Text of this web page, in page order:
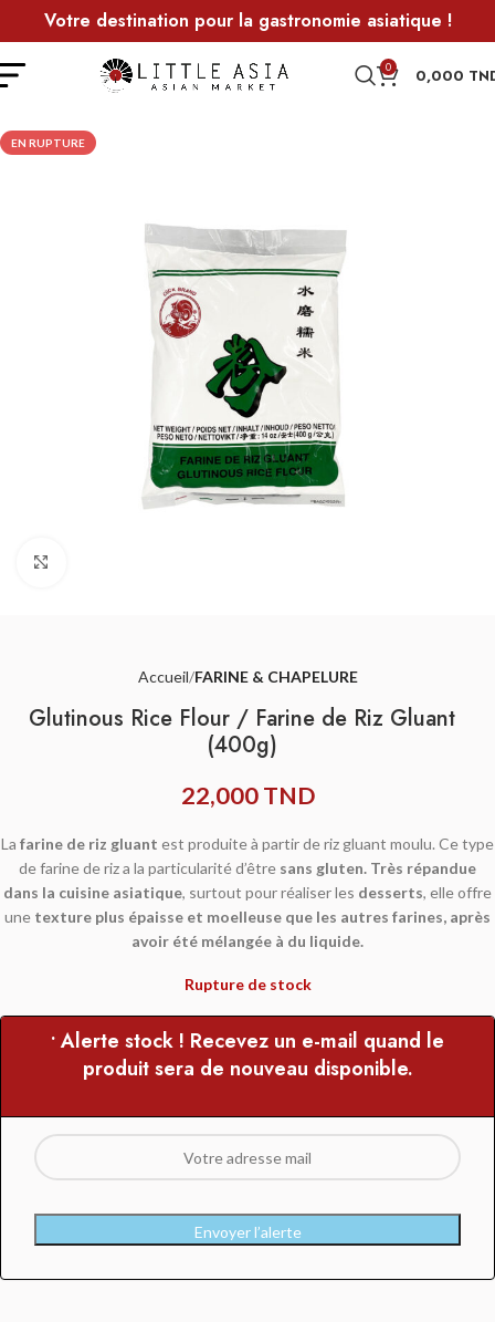
Votre destination pour la gastronomie asiatique !
0 0,000
EN RUPTURE
Accueil FARINE & CHAPELURE
Glutinous Rice Flour / Farine de Riz Gluant
(400g)
22,000TND
La farine de riz gluant est produite à partir de riz gluant moulu. Ce type
de farine de riz a la particularité d’être sans gluten. Très répandue
dans la cuisine asiatique, surtout pour réaliser les desserts, elle offre
une texture plus épaisse et moelleuse que les autres farines, après
avoir été mélangée à du liquide.
Rupture de stock
• Alerte stock ! Recevez un e-mail quand le
produit sera de nouveau disponible.
Envoyer l’alerte